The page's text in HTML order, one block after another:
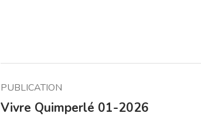
PUBLICATION
Vivre Quimperlé 01-2026